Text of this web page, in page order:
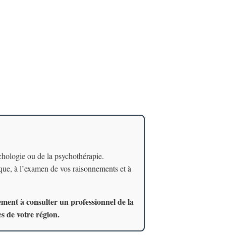
ou de la psychothérapie.
à l’examen de vos raisonnements et à
à consulter un professionnel de la
de votre région.